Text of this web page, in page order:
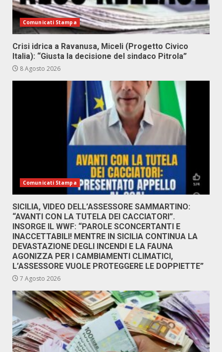
Comunicati Stampa
Crisi idrica a Ravanusa, Miceli (Progetto Civico
Italia): “Giusta la decisione del sindaco Pitrola”
8 Agosto 2026
Comunicati Stampa
SICILIA, VIDEO DELL’ASSESSORE SAMMARTINO:
“AVANTI CON LA TUTELA DEI CACCIATORI”.
INSORGE IL WWF: “PAROLE SCONCERTANTI E
INACCETTABILI! MENTRE IN SICILIA CONTINUA LA
DEVASTAZIONE DEGLI INCENDI E LA FAUNA
AGONIZZA PER I CAMBIAMENTI CLIMATICI,
L’ASSESSORE VUOLE PROTEGGERE LE DOPPIETTE”
7 Agosto 2026